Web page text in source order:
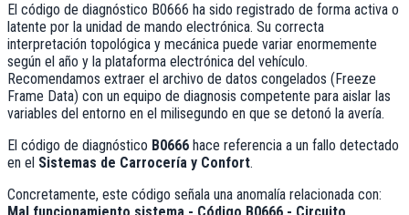
El código de diagnóstico B0666 ha sido registrado de forma activa o
latente por la unidad de mando electrónica. Su correcta
interpretación topológica y mecánica puede variar enormemente
según el año y la plataforma electrónica del vehículo.
Recomendamos extraer el archivo de datos congelados (Freeze
Frame Data) con un equipo de diagnosis competente para aislar las
variables del entorno en el milisegundo en que se detonó la avería.
El código de diagnóstico B0666 hace referencia a un fallo detectado
en el Sistemas de Carrocería y Confort.
Concretamente, este código señala una anomalía relacionada con: